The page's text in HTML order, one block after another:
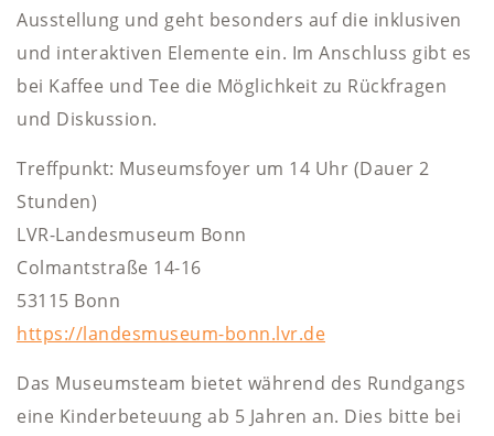
Ausstellung und geht besonders auf die inklusiven
und interaktiven Elemente ein. Im Anschluss gibt es
bei Kaffee und Tee die Möglichkeit zu Rückfragen
und Diskussion.
Treffpunkt: Museumsfoyer um 14 Uhr (Dauer 2
Stunden)
LVR-Landesmuseum Bonn
Colmantstraße 14-16
53115 Bonn
https://landesmuseum-bonn.lvr.de
Das Museumsteam bietet während des Rundgangs
eine Kinderbeteuung ab 5 Jahren an. Dies bitte bei